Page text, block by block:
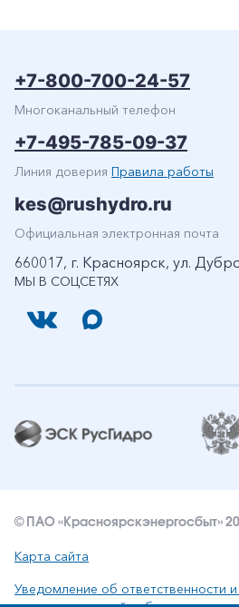
МЫ В СОЦСЕТЯХ
+7-800-700-24-57
Многоканальный телефон
+7-495-785-09-37
Линия доверия Правила работы
kes@rushydro.ru
Официальная электронная почта
660017, г. Красноярск, ул.
© ПАО «Красноярскэнергосбыт»
Карта сайта
Уведомление об ответственности